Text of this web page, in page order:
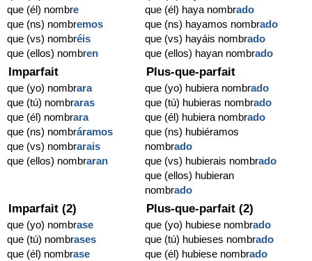
que (él) nombre
que (ns) nombremos
que (vs) nombréis
que (ellos) nombren
que (él) haya nombrado
que (ns) hayamos nombrado
que (vs) hayáis nombrado
que (ellos) hayan nombrado
Imparfait
que (yo) nombrara
que (tú) nombraras
que (él) nombrara
que (ns) nombráramos
que (vs) nombrarais
que (ellos) nombraran
Plus-que-parfait
que (yo) hubiera nombrado
que (tú) hubieras nombrado
que (él) hubiera nombrado
que (ns) hubiéramos
nombrado
que (vs) hubierais nombrado
que (ellos) hubieran
nombrado
Imparfait (2)
que (yo) nombrase
que (tú) nombrases
que (él) nombrase
Plus-que-parfait (2)
que (yo) hubiese nombrado
que (tú) hubieses nombrado
que (él) hubiese nombrado